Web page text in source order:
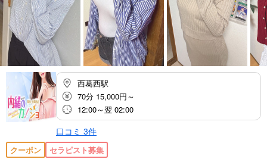
西葛西駅
70分 15,000円～
12:00～翌 02:00
口コミ 3件
クーポン セラピスト募集